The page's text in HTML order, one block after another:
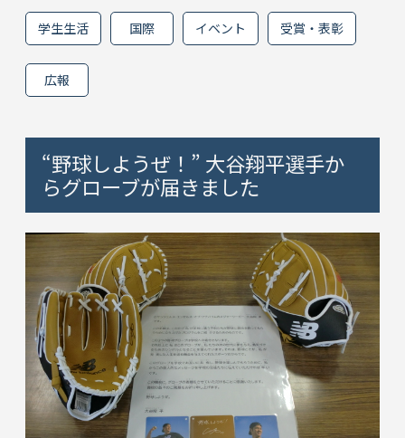
学生生活 国際 イベント 受賞・表彰
広報
“野球しようぜ！” 大谷翔平選手か
らグローブが届きました